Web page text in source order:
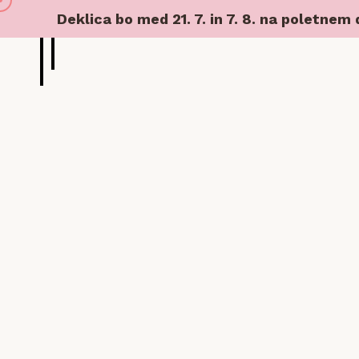
Deklica bo med 21. 7. in 7. 8. na